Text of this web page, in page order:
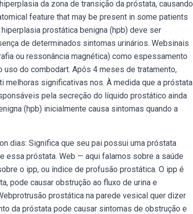
da zona de transição da próstata, causando
feature that may be present in some patients
prostática benigna (hpb) deve ser
de determinados sintomas urinários. Websinais
ou ressonância magnética) como espessamento
do combodart. Após 4 meses de tratamento,
melhoras significativas nos. À medida que a próstata
pela secreção do líquido prostático ainda
(hpb) inicialmente causa sintomas quando a
dias: Significa que seu pai possui uma próstata
essa próstata. Web — aqui falamos sobre a saúde
o ipp, ou índice de profusão prostática. O ipp é
pode causar obstrução ao fluxo de urina e
prostática na parede vesical quer dizer
da próstata pode causar sintomas de obstrução e